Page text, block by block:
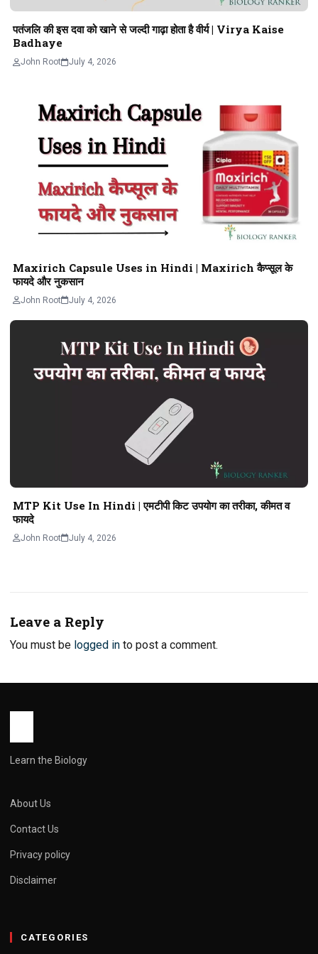
पतंजलि की इस दवा को खाने से जल्दी गाढ़ा होता है वीर्य | Virya Kaise
Badhaye
John Root July 4, 2026
Maxirich Capsule Uses in Hindi | Maxirich कैप्सूल के
फायदे और नुकसान
John Root July 4, 2026
MTP Kit Use In Hindi | एमटीपी किट उपयोग का तरीका, कीमत व
फायदे
John Root July 4, 2026
Leave a Reply
You must be logged in to post a comment.
Learn the Biology
About Us
Contact Us
Privacy policy
Disclaimer
CATEGORIES